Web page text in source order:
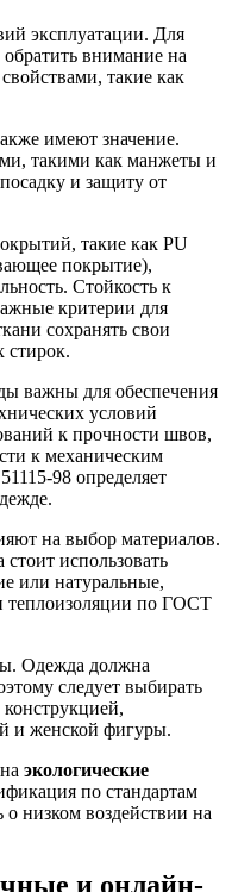
эксплуатации. Для
внимание на
такие как
имеют значение.
такими как манжеты и
и защиту от
такие как PU
покрытие),
Стойкость к
критерии для
сохранять свои
стирок.
важны для обеспечения
условий
к прочности швов,
к механическим
98 определяет
на выбор материалов.
использовать
или натуральные,
теплоизоляции по ГОСТ
Одежда должна
следует выбирать
и женской фигуры.
экологические
по стандартам
о низком воздействии на
и онлайн-